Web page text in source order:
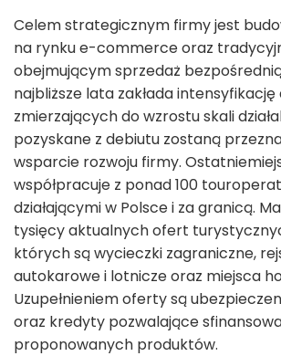
Celem strategicznym firmy jest
na rynku e-commerce oraz
obejmującym sprzedaż
najbliższe lata zakłada intensyfikację
zmierzających do wzrostu skali
pozyskane z debiutu zostaną
wsparcie rozwoju firmy.
współpracuje z ponad 100
działającymi w Polsce i za granicą.
tysięcy aktualnych ofert
których są wycieczki zagraniczne,
autokarowe i lotnicze oraz miejsca
Uzupełnieniem oferty są
oraz kredyty pozwalające
proponowanych produktów.